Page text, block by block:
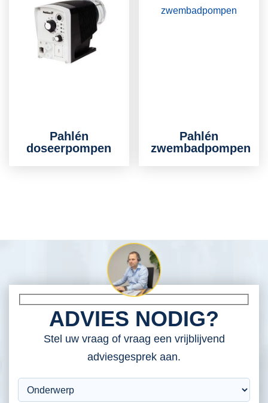
Pahlén
doseerpompen
Pahlén
zwembadpompen
ADVIES NODIG?
Stel uw vraag of vraag een vrijblijvend
adviesgesprek aan.